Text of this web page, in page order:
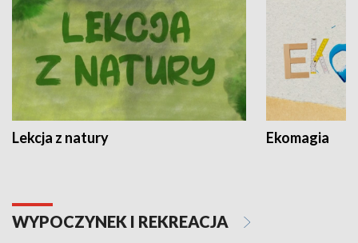
Lekcja z natury Ekomagia
WYPOCZYNEK I REKREACJA